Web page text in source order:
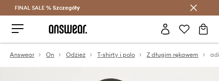
Oszczędzaj z Answear Club >
FINAL SALE % Szczegóły
Answear On Odzież T-shirty i polo Z długim rękawem